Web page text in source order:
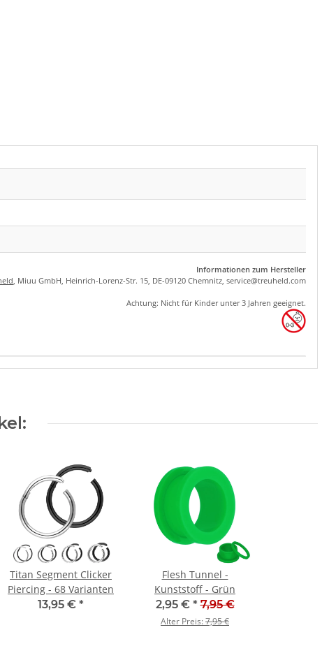
Informationen zum Hersteller
, Miuu GmbH, Heinrich-Lorenz-Str. 15, DE-09120 Chemnitz, service@treuheld.com
Achtung: Nicht für Kinder unter 3 Jahren geeignet.
Titan Segment Clicker
Piercing - 68 Varianten
13,95 € *
Flesh Tunnel -
Kunststoff - Grün
2,95 € * 7,95 €
Alter Preis:7,95 €